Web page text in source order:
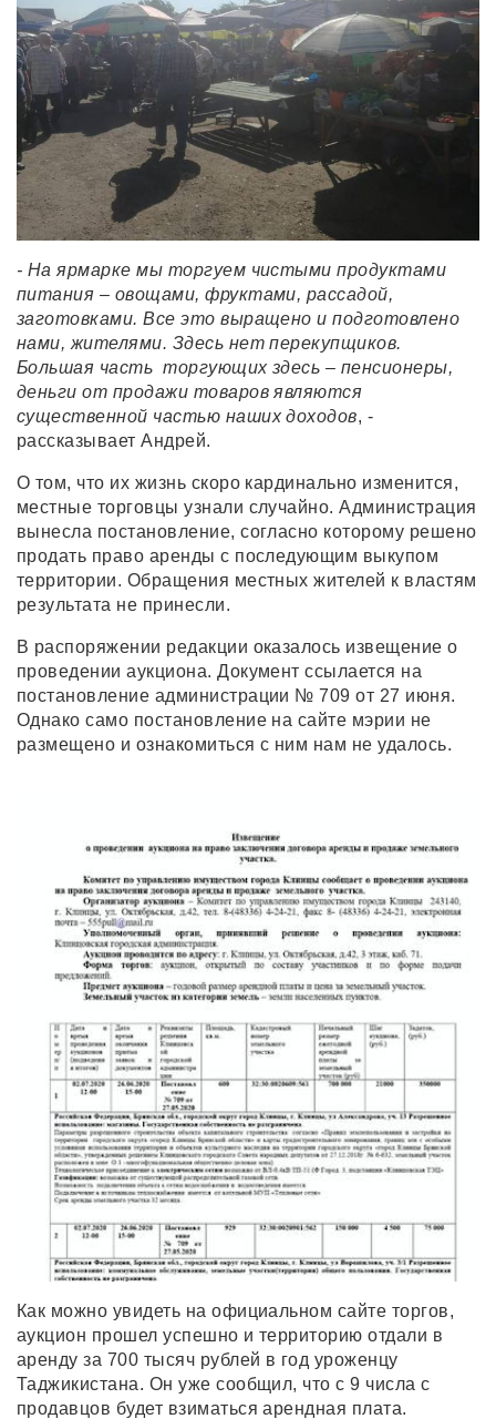
- На ярмарке мы торгуем чистыми продуктами
питания – овощами, фруктами, рассадой,
заготовками. Все это выращено и подготовлено
нами, жителями. Здесь нет перекупщиков.
Большая часть торгующих здесь – пенсионеры,
деньги от продажи товаров являются
существенной частью наших доходов, -
рассказывает Андрей.
О том, что их жизнь скоро кардинально изменится,
местные торговцы узнали случайно. Администрация
вынесла постановление, согласно которому решено
продать право аренды с последующим выкупом
территории. Обращения местных жителей к властям
результата не принесли.
В распоряжении редакции оказалось извещение о
проведении аукциона. Документ ссылается на
постановление администрации № 709 от 27 июня.
Однако само постановление на сайте мэрии не
размещено и ознакомиться с ним нам не удалось.
Как можно увидеть на официальном сайте торгов,
аукцион прошел успешно и территорию отдали в
аренду за 700 тысяч рублей в год уроженцу
Таджикистана. Он уже сообщил, что с 9 числа с
продавцов будет взиматься арендная плата.